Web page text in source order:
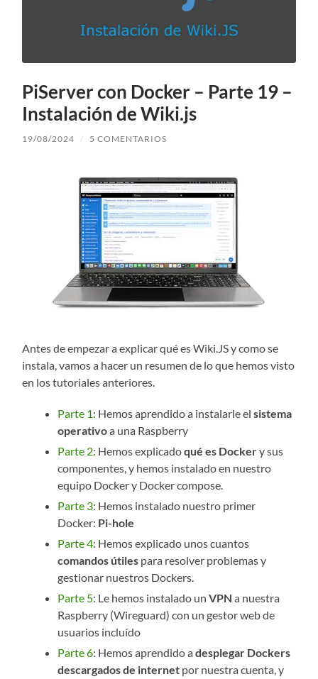
PiServer con Docker – Parte 19 –
Instalación de Wiki.js
19/08/2024 / 5 COMENTARIOS
Antes de empezar a explicar qué es Wiki.JS y como se
instala, vamos a hacer un resumen de lo que hemos visto
en los tutoriales anteriores.
Parte 1: Hemos aprendido a instalarle elsistema
operativoa una Raspberry
Parte 2: Hemos explicadoqué es Dockery sus
componentes, y hemos instalado en nuestro
equipo Docker y Docker compose.
Parte 3: Hemos instalado nuestro primer
Docker: Pi-hole
Parte 4: Hemos explicado unos cuantos
comandos útiles para resolver problemas y
gestionar nuestros Dockers.
Parte 5: Le hemos instalado unVPN a nuestra
Raspberry (Wireguard) con un gestor web de
usuarios incluído
Parte 6: Hemos aprendido adesplegar Dockers
descargados de internet por nuestra cuenta, y